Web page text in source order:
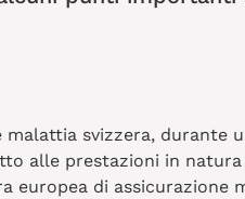
malattia svizzera, durante
alle prestazioni in
europea di assicurazione